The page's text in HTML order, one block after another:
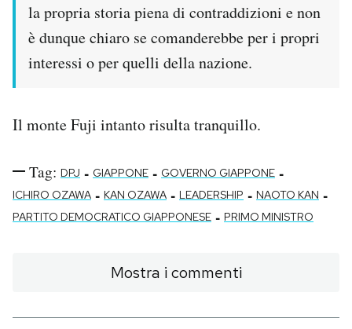
la propria storia piena di contraddizioni e non
è dunque chiaro se comanderebbe per i propri
interessi o per quelli della nazione.
Il monte Fuji intanto risulta tranquillo.
Tag: DPJ - GIAPPONE - GOVERNO GIAPPONE -
ICHIRO OZAWA - KAN OZAWA - LEADERSHIP - NAOTO KAN -
PARTITO DEMOCRATICO GIAPPONESE - PRIMO MINISTRO
Mostra i commenti